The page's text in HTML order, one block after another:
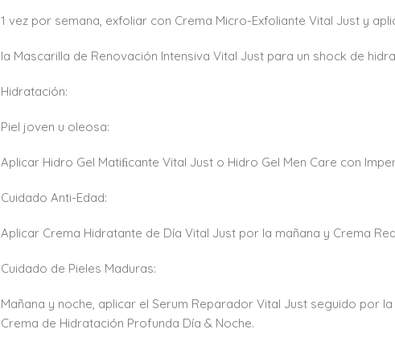
1 vez por semana, exfoliar con Crema Micro-Exfoliante Vital Just y
la Mascarilla de Renovación Intensiva Vital Just para un shock de
Hidratación:
Piel joven u oleosa:
Aplicar Hidro Gel Matiﬁcante Vital Just o Hidro Gel Men Care con
Cuidado Anti-Edad:
Aplicar Crema Hidratante de Día Vital Just por la mañana y Crema
Cuidado de Pieles Maduras:
Mañana y noche, aplicar el Serum Reparador Vital Just seguido por
Crema de Hidratación Profunda Día & Noche.